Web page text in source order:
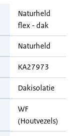
Naturheld
flex - dak
Naturheld
KA27973
Dakisolatie
WF
(Houtvezels)